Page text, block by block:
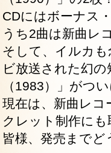
CDにはボーナス
うち2曲は新曲レ
そして、イルカ
ビ放送された幻
（1983）」がつ
現在は、新曲レ
クレット制作に
皆様、発売まで